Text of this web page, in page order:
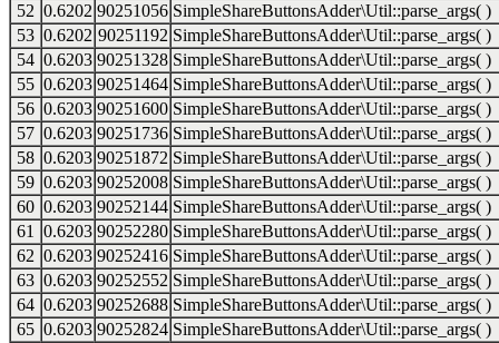
52 0.6202 90251056 SimpleShareButtonsAdder\Util::parse_args( )
53 0.6202 90251192 SimpleShareButtonsAdder\Util::parse_args( )
54 0.6203 90251328 SimpleShareButtonsAdder\Util::parse_args( )
55 0.6203 90251464 SimpleShareButtonsAdder\Util::parse_args( )
56 0.6203 90251600 SimpleShareButtonsAdder\Util::parse_args( )
57 0.6203 90251736 SimpleShareButtonsAdder\Util::parse_args( )
58 0.6203 90251872 SimpleShareButtonsAdder\Util::parse_args( )
59 0.6203 90252008 SimpleShareButtonsAdder\Util::parse_args( )
60 0.6203 90252144 SimpleShareButtonsAdder\Util::parse_args( )
61
0.6203 90252280 SimpleShareButtonsAdder\Util::parse_args( )
62 0.6203 90252416 SimpleShareButtonsAdder\Util::parse_args( )
63 0.6203 90252552 SimpleShareButtonsAdder\Util::parse_args( )
64 0.6203 90252688 SimpleShareButtonsAdder\Util::parse_args( )
65 0.6203 90252824 SimpleShareButtonsAdder\Util::parse_args( )